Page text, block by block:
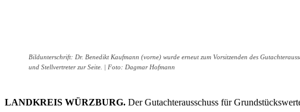
Bildunterschrift: Dr. Benedikt Kaufmann (vorne) wurde erneut zum Vorsitzenden des
und Stellvertreter zur Seite. | Foto: Dagmar Hofmann
LANDKREIS WÜRZBURG. Der Gutachterausschuss für